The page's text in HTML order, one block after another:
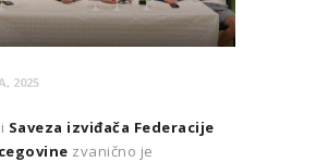
2025
Saveza izviđača Federacije
zvanično je